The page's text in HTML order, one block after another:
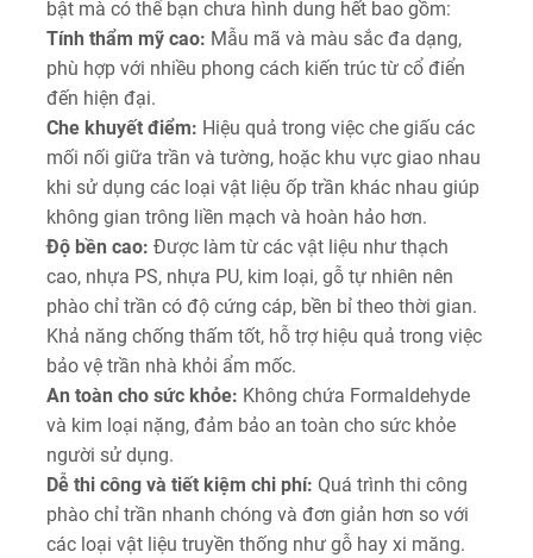
bật mà có thể bạn chưa hình dung hết bao gồm:
Tính thẩm mỹ cao: Mẫu mã và màu sắc đa dạng,
phù hợp với nhiều phong cách kiến trúc từ cổ điển
đến hiện đại.
Che khuyết điểm: Hiệu quả trong việc che giấu các
mối nối giữa trần và tường, hoặc khu vực giao nhau
khi sử dụng các loại vật liệu ốp trần khác nhau giúp
không gian trông liền mạch và hoàn hảo hơn.
Độ bền cao: Được làm từ các vật liệu như thạch
cao, nhựa PS, nhựa PU, kim loại, gỗ tự nhiên nên
phào chỉ trần có độ cứng cáp, bền bỉ theo thời gian.
Khả năng chống thấm tốt, hỗ trợ hiệu quả trong việc
bảo vệ trần nhà khỏi ẩm mốc.
An toàn cho sức khỏe: Không chứa Formaldehyde
và kim loại nặng, đảm bảo an toàn cho sức khỏe
người sử dụng.
Dễ thi công và tiết kiệm chi phí: Quá trình thi công
phào chỉ trần nhanh chóng và đơn giản hơn so với
các loại vật liệu truyền thống như gỗ hay xi măng.